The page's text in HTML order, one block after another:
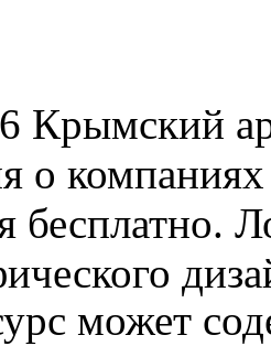
Крымский
о компаниях
бесплатно.
может